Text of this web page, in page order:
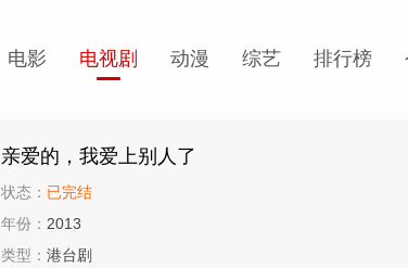
电影 电视剧 动漫 综艺 排行榜
亲爱的，我爱上别人了
状态： 已完结
年份： 2013
类型： 港台剧